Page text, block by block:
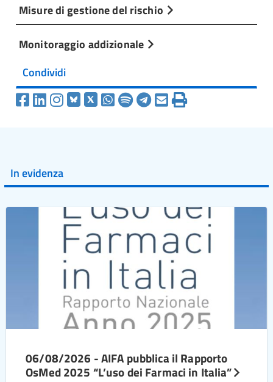
Misure di gestione del rischio
Monitoraggio addizionale
Condividi
In evidenza
06/08/2026 - AIFA pubblica il Rapporto
OsMed 2025 “L’uso dei Farmaci in Italia”